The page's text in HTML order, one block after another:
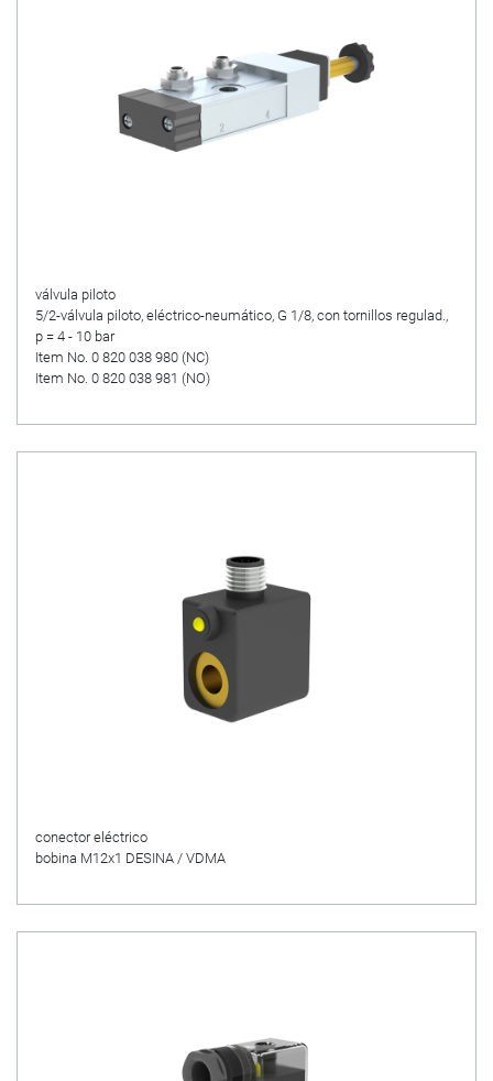
válvula piloto
5/2-válvula piloto, eléctrico-neumático, G 1/8, con tornillos regulad.,
p = 4 - 10 bar
Item No. 0 820 038 980 (NC)
Item No. 0 820 038 981 (NO)
conector eléctrico
bobina M12x1 DESINA / VDMA